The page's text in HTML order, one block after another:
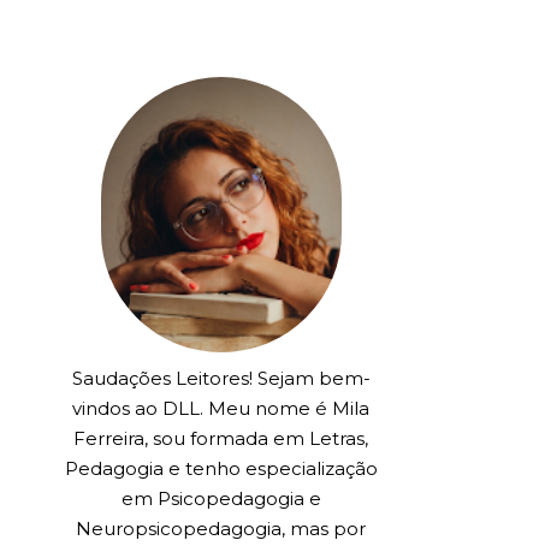
Saudações Leitores! Sejam bem-
vindos ao DLL. Meu nome é Mila
Ferreira, sou formada em Letras,
Pedagogia e tenho especialização
em Psicopedagogia e
Neuropsicopedagogia, mas por